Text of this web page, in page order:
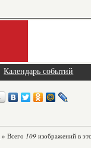
Календарь событий
» Всего 109 изображений в